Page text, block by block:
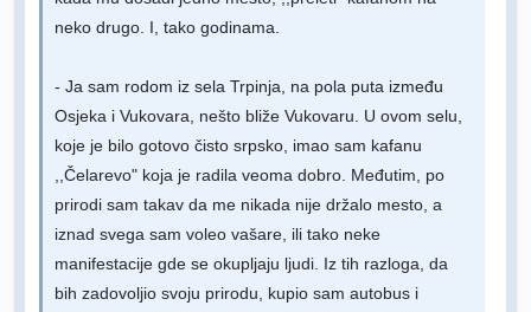
neko drugo. I, tako godinama.
- Ja sam rodom iz sela Trpinja, na pola puta između
Osjeka i Vukovara, nešto bliže Vukovaru. U ovom selu,
koje je bilo gotovo čisto srpsko, imao sam kafanu
,,Čelarevo" koja je radila veoma dobro. Međutim, po
prirodi sam takav da me nikada nije držalo mesto, a
iznad svega sam voleo vašare, ili tako neke
manifestacije gde se okupljaju ljudi. Iz tih razloga, da
bih zadovoljio svoju prirodu, kupio sam autobus i